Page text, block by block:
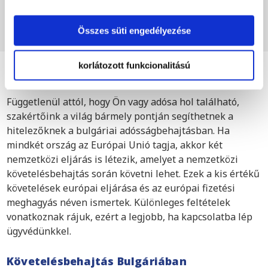
Összes süti engedélyezése
korlátozott funkcionalitású
Nemzetközi adósságbehajtási
jogszabályok
Függetlenül attól, hogy Ön vagy adósa hol található,
szakértőink a világ bármely pontján segíthetnek a
hitelezőknek a bulgáriai adósságbehajtásban. Ha
mindkét ország az Európai Unió tagja, akkor két
nemzetközi eljárás is létezik, amelyet a nemzetközi
követelésbehajtás során követni lehet. Ezek a kis értékű
követelések európai eljárása és az európai fizetési
meghagyás néven ismertek. Különleges feltételek
vonatkoznak rájuk, ezért a legjobb, ha kapcsolatba lép
ügyvédünkkel.
Követelésbehajtás Bulgáriában